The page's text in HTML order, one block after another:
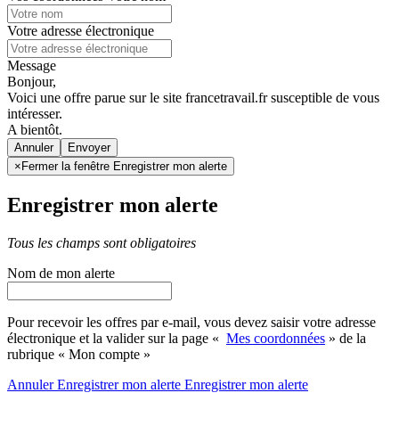
Votre adresse électronique
Message
Bonjour,
Voici une offre parue sur le site francetravail.fr susceptible de vous
intéresser.
A bientôt.
Annuler
× Fermer la fenêtre Enregistrer mon alerte
Enregistrer mon alerte
Tous les champs sont obligatoires
Nom de mon alerte
Pour recevoir les offres par e-mail, vous devez saisir votre adresse
électronique et la valider sur la page « Mes coordonnées » de la
rubrique « Mon compte »
AnnulerEnregistrer mon alerte Enregistrermon alerte